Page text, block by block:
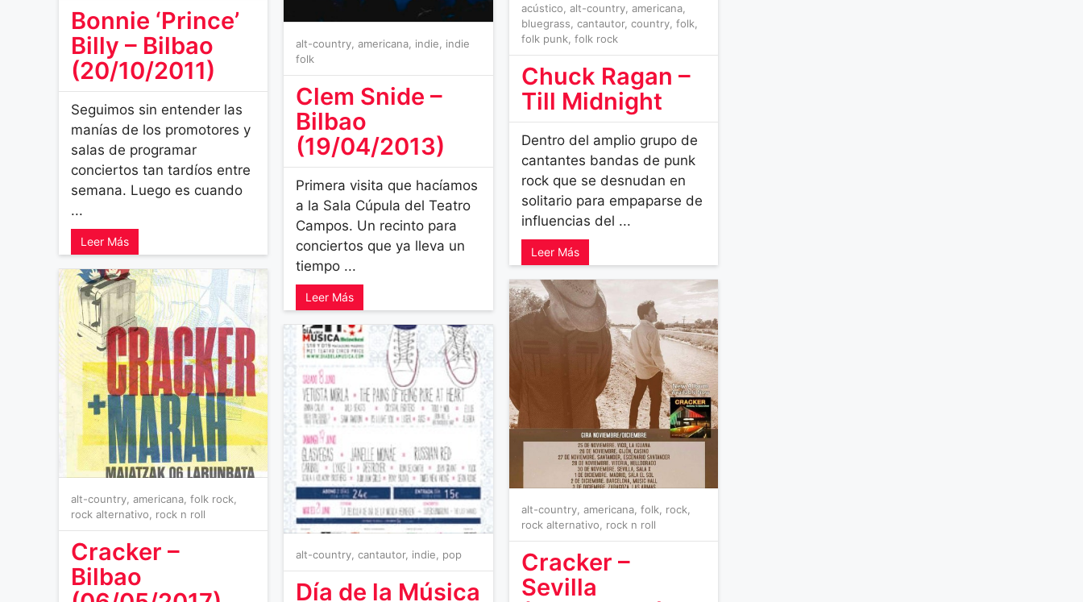
Bonnie ‘Prince’
Billy – Bilbao
(20/10/2011)
Seguimos sin entender las
manías de los promotores y
salas de programar
conciertos tan tardíos entre
semana. Luego es cuando
...
Leer Más
acústico alt-country, americana,
bluegrass cantautor, country, folk
folk punk folk rock
Chuck Ragan –
Till Midnight
Dentro del amplio grupo de
cantantes bandas de punk
rock que se desnudan en
solitario para empaparse de
influencias del ...
Leer Más
alt-country ,americana indie
indie
folk
Clem Snide –
Bilbao
(19/04/2013)
Primera visita que hacíamos
a la Sala Cúpula del Teatro
Campos. Un recinto para
conciertos que ya lleva un
tiempo ...
Leer Más
alt-country, americana, folk rock,
rock alternativo, rock n roll
Cracker –
Bilbao
alt-country, americana, folk, rock,
rock alternativo, rock n roll
Cracker –
Sevilla
alt-country,cantautor, indie, pop
Día de la Música